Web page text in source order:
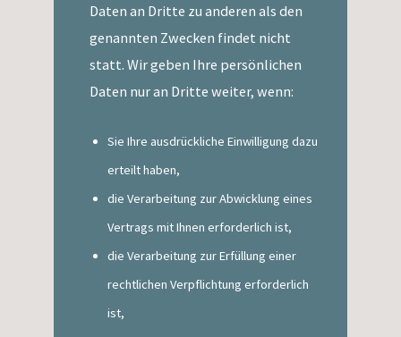
Daten an Dritte zu anderen als den
genannten Zwecken findet nicht
statt. Wir geben Ihre persönlichen
Daten nur an Dritte weiter, wenn:
Sie Ihre ausdrückliche Einwilligung dazu
erteilt haben,
die Verarbeitung zur Abwicklung eines
Vertrags mit Ihnen erforderlich ist,
die Verarbeitung zur Erfüllung einer
rechtlichen Verpflichtung erforderlich
ist,